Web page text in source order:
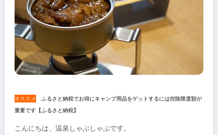
オススメ
ふるさと納税でお得にキャンプ用品をゲットするには控除限度額が
重要です【ふるさと納税】
こんにちは、温泉しゃぶしゃぶです。